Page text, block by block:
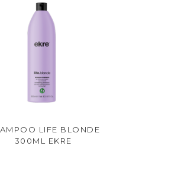
LIFE BLONDE
300ML EKRE